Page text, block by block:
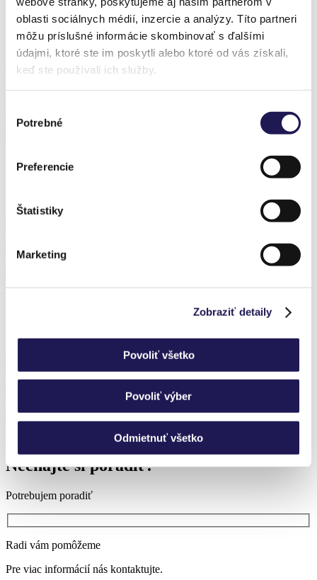
oblasti sociálnych médií, inzercie a analýzy. Títo partneri
môžu príslušné informácie skombinovať s ďalšími
údajmi, ktoré ste im poskytli alebo ktoré od vás získali,
keď ste používali ich služby.
súhlasu
Potrebné
Preferencie
Štatistiky
Marketing
Zobraziť detaily
Povoliť všetko
Povoliť výber
Odmietnuť všetko
Realization – Brno
Produkt z realizácie
Zľava 38 %
FROZEN
Od7 348,86
FROZEN | Sezónna hliníková zimná záhrada / Štôla
KAYA | Bioklimatická pergola / Prešov
Prihláste sa k odberu noviniek a nič nezmeškáte.
Neviete si vybrať?
Nechajte si poradiť.
Potrebujem poradiť
Radi vám pomôžeme
Pre viac informácií nás kontaktujte.